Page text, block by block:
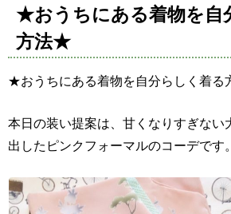
★おうちにある着物を自
方法★
★おうちにある着物を自分らしく着る
本日の装い提案は、甘くなりすぎない
出したピンクフォーマルのコーデです。